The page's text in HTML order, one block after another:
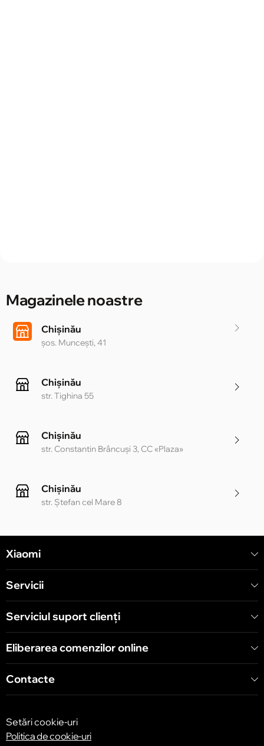
Magazinele noastre
Chișinău
șos. Muncești, 41
Chișinău
str. Tighina 55
Chișinău
str. Constantin Brâncuși 3, CC «Plaza»
Chișinău
str. Ștefan cel Mare 8
Chișinău
str. Arborilor 21, CC «Shopping MallDova»
Xiaomi
Servicii
Serviciul suport clienţi
Eliberarea comenzilor online
Contacte
Setări cookie-uri
Politica de cookie-uri